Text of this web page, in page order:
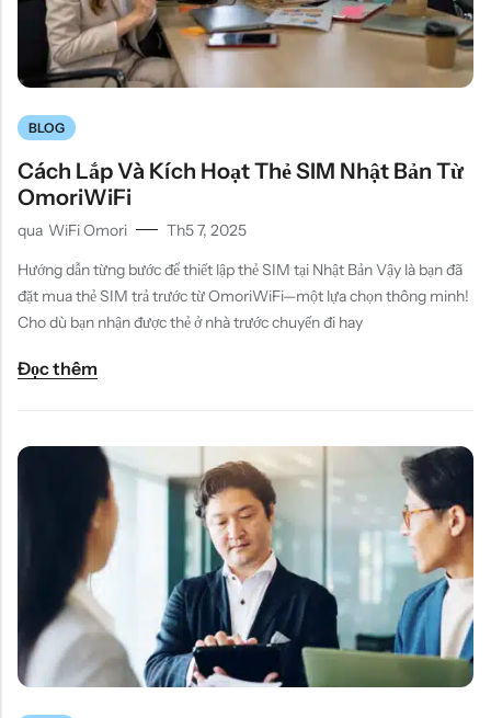
BLOG
Cách Lắp Và Kích Hoạt Thẻ SIM Nhật Bản Từ
OmoriWiFi
qua WiFi Omori
Th5 7, 2025
Hướng dẫn từng bước để thiết lập thẻ SIM tại Nhật Bản Vậy là bạn đã
đặt mua thẻ SIM trả trước từ OmoriWiFi—một lựa chọn thông minh!
Cho dù bạn nhận được thẻ ở nhà trước chuyến đi hay
Đọc thêm